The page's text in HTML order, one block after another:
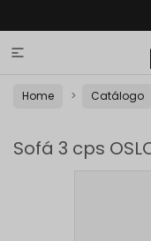

Home Catálogo
Sofá 3 cps